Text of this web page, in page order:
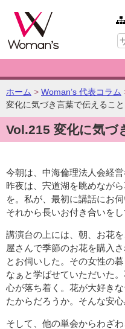
こ
こ
の
ペ
ー
ジ
位
置:
ホーム > Woman’s 代表コラム
変化に気づき言葉で伝えること
Vol.215 変化に気づ
今朝は、中海倫理法人会経
昨夜は、宍道湖を眺めなが
を。私が、最初に講話にお
それから長いお付き合いをし
講演台の上には、朝、お花
屋さんで季節のお花を購入
とお伺いした。その女性の
なぁと学ばせていただいた
心が落ち着く。花が大好き
たからだろうか。そんな安心
そして、他の単会からわざ